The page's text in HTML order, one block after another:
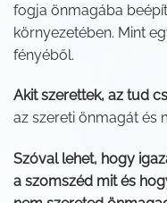
fogja önmagába
környezetében. Mint
fényéből.
Akit szerettek, az tud
az szereti önmagát és
Szóval lehet, hogy
a szomszéd mit és